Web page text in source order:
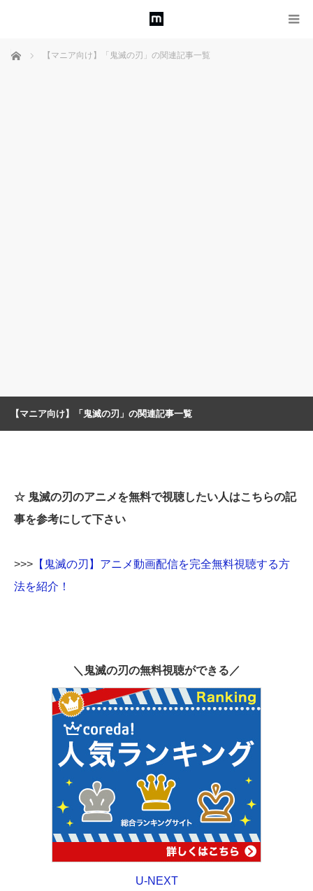
ホーム 【マニア向け】「鬼滅の刃」の関連記事一覧
【マニア向け】「鬼滅の刃」の関連記事一覧
☆ 鬼滅の刃のアニメを無料で視聴したい人はこちらの記
事を参考にして下さい
>>> 【鬼滅の刃】アニメ動画配信を完全無料視聴する方
法を紹介！
＼鬼滅の刃の無料視聴ができる／
U-NEXT